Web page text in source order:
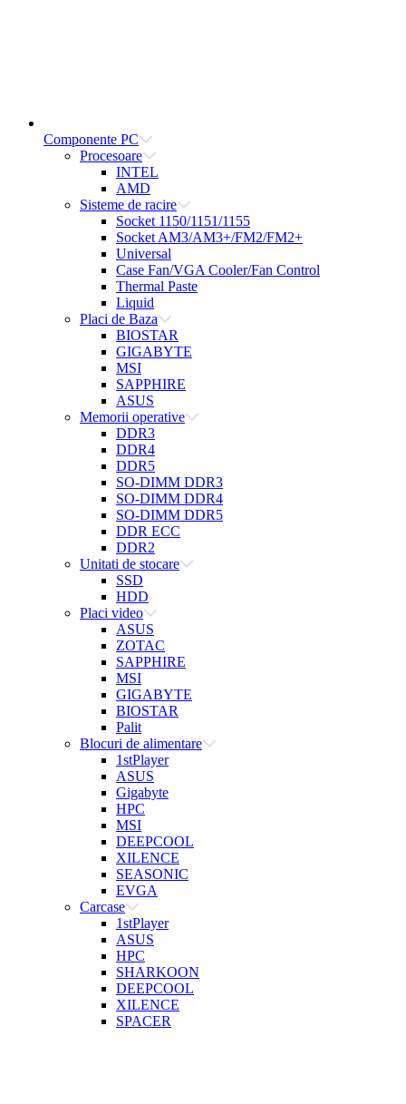
Componente PC
Procesoare
INTEL
AMD
Sisteme de racire
Socket 1150/1151/1155
Socket AM3/AM3+/FM2/FM2+
Universal
Case Fan/VGA Cooler/Fan Control
Thermal Paste
Liquid
Placi de Baza
BIOSTAR
GIGABYTE
MSI
SAPPHIRE
ASUS
Memorii operative
DDR3
DDR4
DDR5
SO-DIMM DDR3
SO-DIMM DDR4
SO-DIMM DDR5
DDR ECC
DDR2
Unitati de stocare
SSD
HDD
Placi video
ASUS
ZOTAC
SAPPHIRE
MSI
GIGABYTE
BIOSTAR
Palit
Blocuri de alimentare
1stPlayer
ASUS
Gigabyte
HPC
MSI
DEEPCOOL
XILENCE
SEASONIC
EVGA
Carcase
1stPlayer
ASUS
HPC
SHARKOON
DEEPCOOL
XILENCE
SPACER